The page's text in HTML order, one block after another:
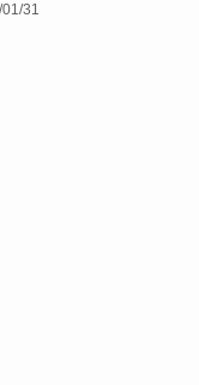
31